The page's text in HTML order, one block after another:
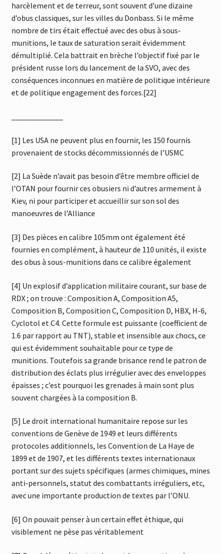
harcèlement et de terreur, sont souvent d’une dizaine
d’obus classiques, sur les villes du Donbass. Si le même
nombre de tirs était effectué avec des obus à sous-
munitions, le taux de saturation serait évidemment
démultiplié. Cela battrait en brèche l’objectif fixé par le
président russe lors du lancement de la SVO, avec des
conséquences inconnues en matière de politique intérieure
et de politique engagement des forces.[22]
[1] Les USA ne peuvent plus en fournir, les 150 fournis
provenaient de stocks décommissionnés de l’USMC
[2] La Suède n’avait pas besoin d’être membre officiel de
l’OTAN pour fournir ces obusiers ni d’autres armement à
Kiev, ni pour participer et accueillir sur son sol des
manoeuvres de l’Alliance
[3] Des pièces en calibre 105mm ont également été
fournies en complément, à hauteur de 110 unités, il existe
des obus à sous-munitions dans ce calibre également
[4] Un explosif d’application militaire courant, sur base de
RDX ; on trouve : Composition A, Composition A5,
Composition B, Composition C, Composition D, HBX, H-6,
Cyclotol et C4. Cette formule est puissante (coefficient de
1.6 par rapport au TNT), stable et insensible aux chocs, ce
qui est évidemment souhaitable pour ce type de
munitions. Toutefois sa grande brisance rend le patron de
distribution des éclats plus irrégulier avec des enveloppes
épaisses ; c’est pourquoi les grenades à main sont plus
souvent chargées à la composition B.
[5] Le droit international humanitaire repose sur les
conventions de Genève de 1949 et leurs différents
protocoles additionnels, les Convention de La Haye de
1899 et de 1907, et les différents textes internationaux
portant sur des sujets spécifiques (armes chimiques, mines
anti-personnels, statut des combattants irréguliers, etc,
avec une importante production de textes par l’ONU.
[6] On pouvait penser à un certain effet éthique, qui
visiblement ne pèse pas véritablement